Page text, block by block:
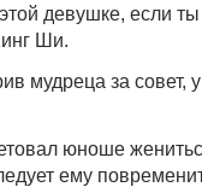
девушке, если
Ши.
мудреца за совет,
юноше
ему